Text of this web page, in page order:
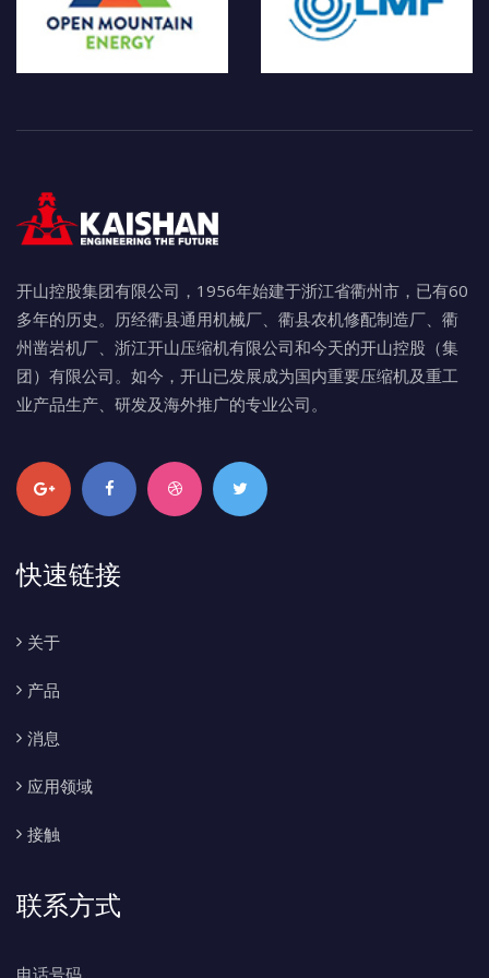
开山控股集团有限公司，1956年始建于浙江省衢州市，已有60
多年的历史。历经衢县通用机械厂、衢县农机修配制造厂、衢
州凿岩机厂、浙江开山压缩机有限公司和今天的开山控股（集
团）有限公司。如今，开山已发展成为国内重要压缩机及重工
业产品生产、研发及海外推广的专业公司。
快速链接
关于
产品
消息
应用领域
接触
联系方式
电话号码